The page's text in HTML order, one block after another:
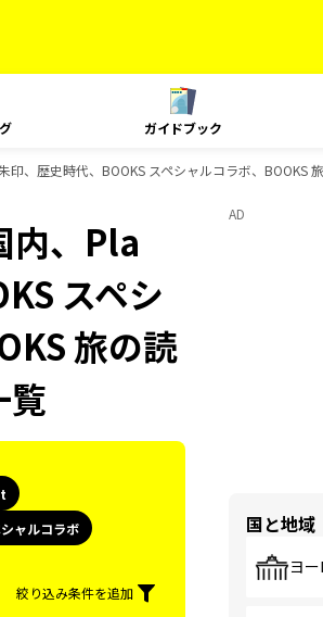
ガイドブック
、歴史時代、BOOKS スペシャルコラボ、BOOKS
内、Pla
スペシ
旅の読
覧
ャルコラボ
絞り込み条件を追加
AD
国と地域
ヨ